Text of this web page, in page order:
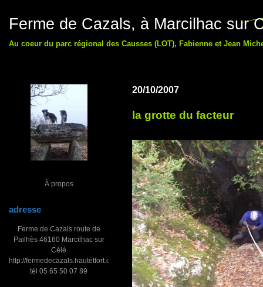
Ferme de Cazals, à Marcilhac sur
Au coeur du parc régional des Causses (LOT), Fabienne et Jean
À propos
adresse
Ferme de Cazals route de
Pailhès 46160 Marcilhac sur
Célé
http://fermedecazals.hautetfort.com
tél 05 65 50 07 89
20/10/2007
la grotte du facteur